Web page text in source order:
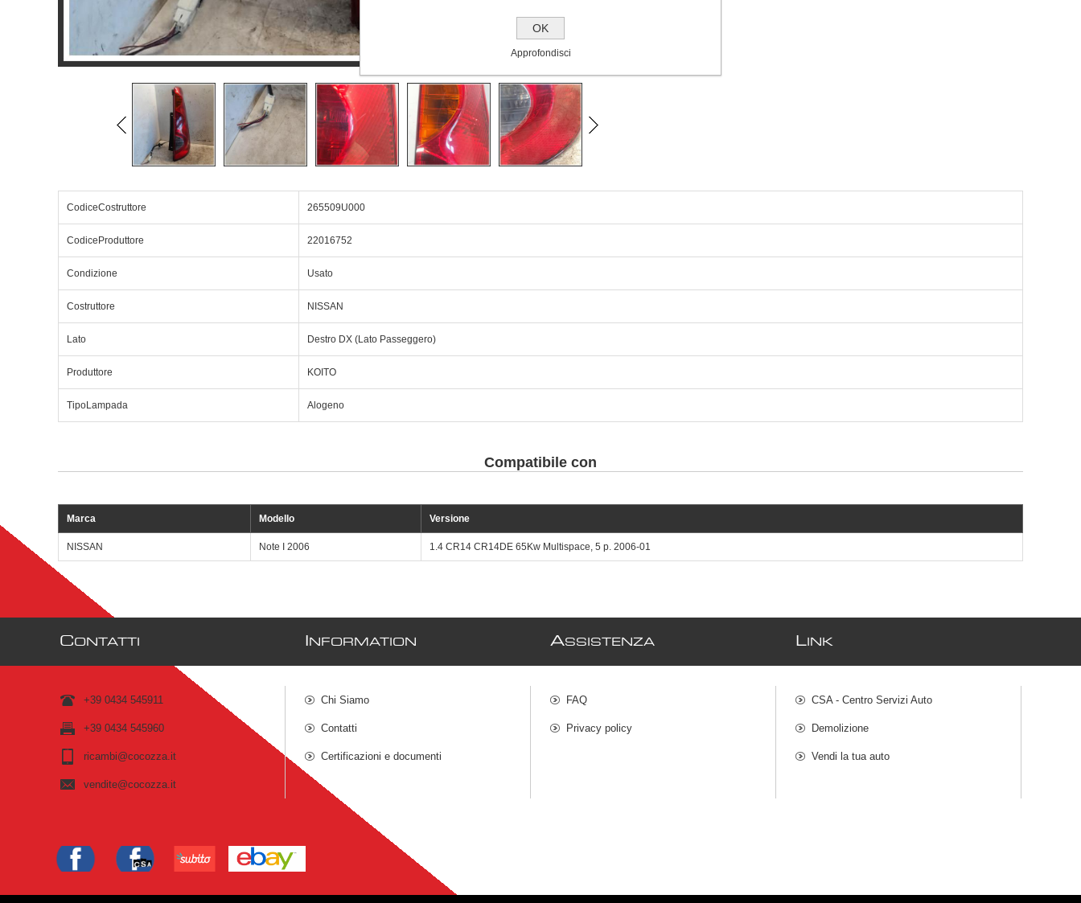
CodiceCostruttore 265509U000
CodiceProduttore 22016752
Condizione Usato
Costruttore NISSAN
Lato Destro DX (Lato Passeggero)
Produttore KOITO
TipoLampada Alogeno
Compatibile con
Marca Modello Versione
NISSAN Note I 2006 1.4 CR14 CR14DE 65Kw Multispace, 5 p. 2006-01
CONTATTI
+39 0434 545911
+39 0434 545960
ricambi@cocozza.it
vendite@cocozza.it
NFORMATION
Chi Siamo
Contatti
Certificazioni e documenti
ASSISTENZA
FAQ
Privacy policy
L INK
CSA - Centro Servizi Auto
Demolizione
Vendi la tua auto
OK
Approfondisci